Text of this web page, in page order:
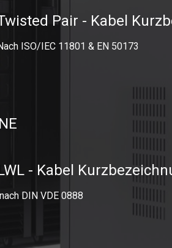
Pair - Kabel
ISO/IEC 11801 & EN 50173
- Kabel
nach DIN VDE 0888